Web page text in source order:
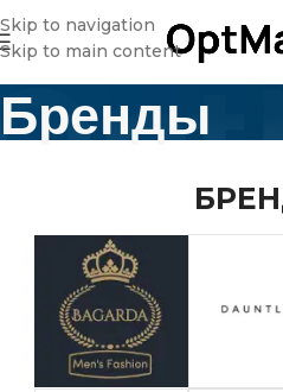
Skip to navigation
Skip to main content
Бренды